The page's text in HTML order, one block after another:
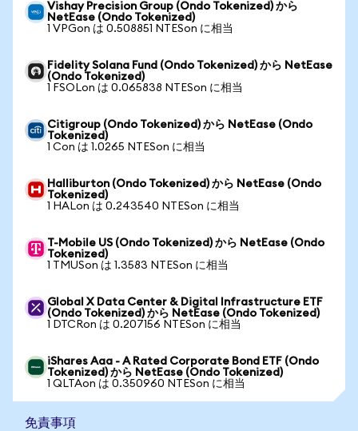
Vishay Precision Group (Ondo Tokenized) から
NetEase (Ondo Tokenized)
1 VPGon は 0.508851 NTESon に相当
Fidelity Solana Fund (Ondo Tokenized) から NetEase
(Ondo Tokenized)
1 FSOLon は 0.065838 NTESon に相当
Citigroup (Ondo Tokenized) から NetEase (Ondo
Tokenized)
1 Con は 1.0265 NTESon に相当
Halliburton (Ondo Tokenized) から NetEase (Ondo
Tokenized)
1 HALon は 0.243540 NTESon に相当
T-Mobile US (Ondo Tokenized) から NetEase (Ondo
Tokenized)
1 TMUSon は 1.3583 NTESon に相当
Global X Data Center & Digital Infrastructure ETF
(Ondo Tokenized) から NetEase (Ondo Tokenized)
1 DTCRon は 0.207156 NTESon に相当
iShares Aaa - A Rated Corporate Bond ETF (Ondo
Tokenized) から NetEase (Ondo Tokenized)
1 QLTAon は 0.350960 NTESon に相当
免責事項